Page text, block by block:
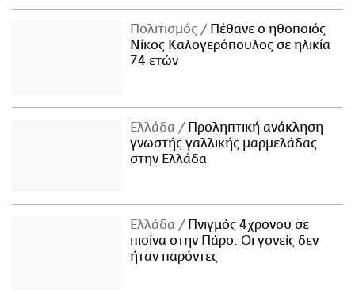
Πολιτισμός
Πέθανε ο ηθοποιός
Νίκος Καλογερόπουλος σε ηλικία
74 ετών
Ελλάδα
Προληπτική ανάκληση
γνωστής γαλλικής μαρμελάδας
στην Ελλάδα
Ελλάδα
Πνιγμός 4χρονου σε
πισίνα στην Πάρο: Οι γονείς δεν
ήταν παρόντες